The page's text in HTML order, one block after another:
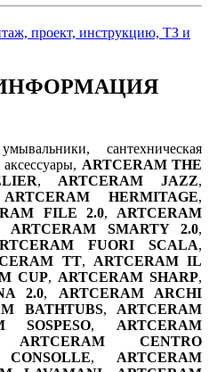
проект, инструкцию, ТЗ и
сантехническая
ARTCERAM THE
, ARTCERAM JAZZ,
ARTCERAM HERMITAGE,
FILE 2.0, ARTCERAM
ARTCERAM SMARTY 2.0,
FUORI SCALA,
TT, ARTCERAM IL
CUP, ARTCERAM SHARP,
2.0, ARTCERAM ARCHI
BATHTUBS, ARTCERAM
SOSPESO, ARTCERAM
ARTCERAM CENTRO
, ARTCERAM